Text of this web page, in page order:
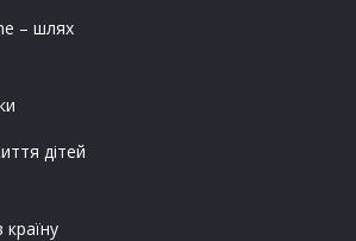
– шлях
дітей